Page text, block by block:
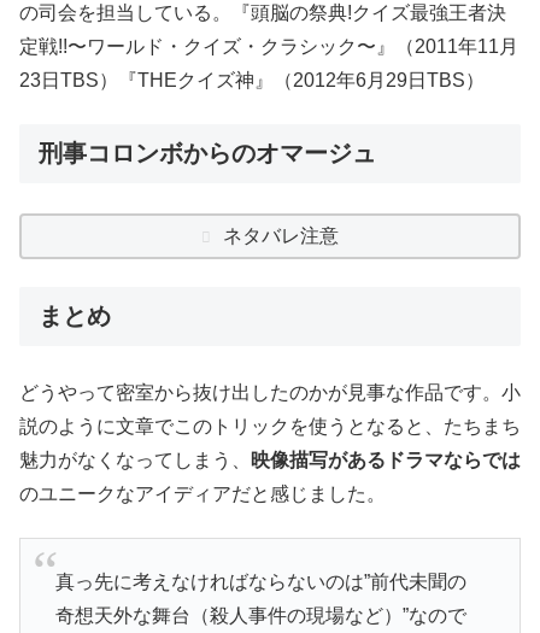
の司会を担当している。『頭脳の祭典!クイズ最強王者決
定戦!!〜ワールド・クイズ・クラシック〜』（2011年11月
23日TBS）『THEクイズ神』（2012年6月29日TBS）
刑事コロンボからのオマージュ
ネタバレ注意
まとめ
どうやって密室から抜け出したのかが見事な作品です。小
説のように文章でこのトリックを使うとなると、たちまち
魅力がなくなってしまう、
映像描写があるドラマならでは
のユニークなアイディアだと感じました。
真っ先に考えなければならないのは”前代未聞の
奇想天外な舞台（殺人事件の現場など）”なので